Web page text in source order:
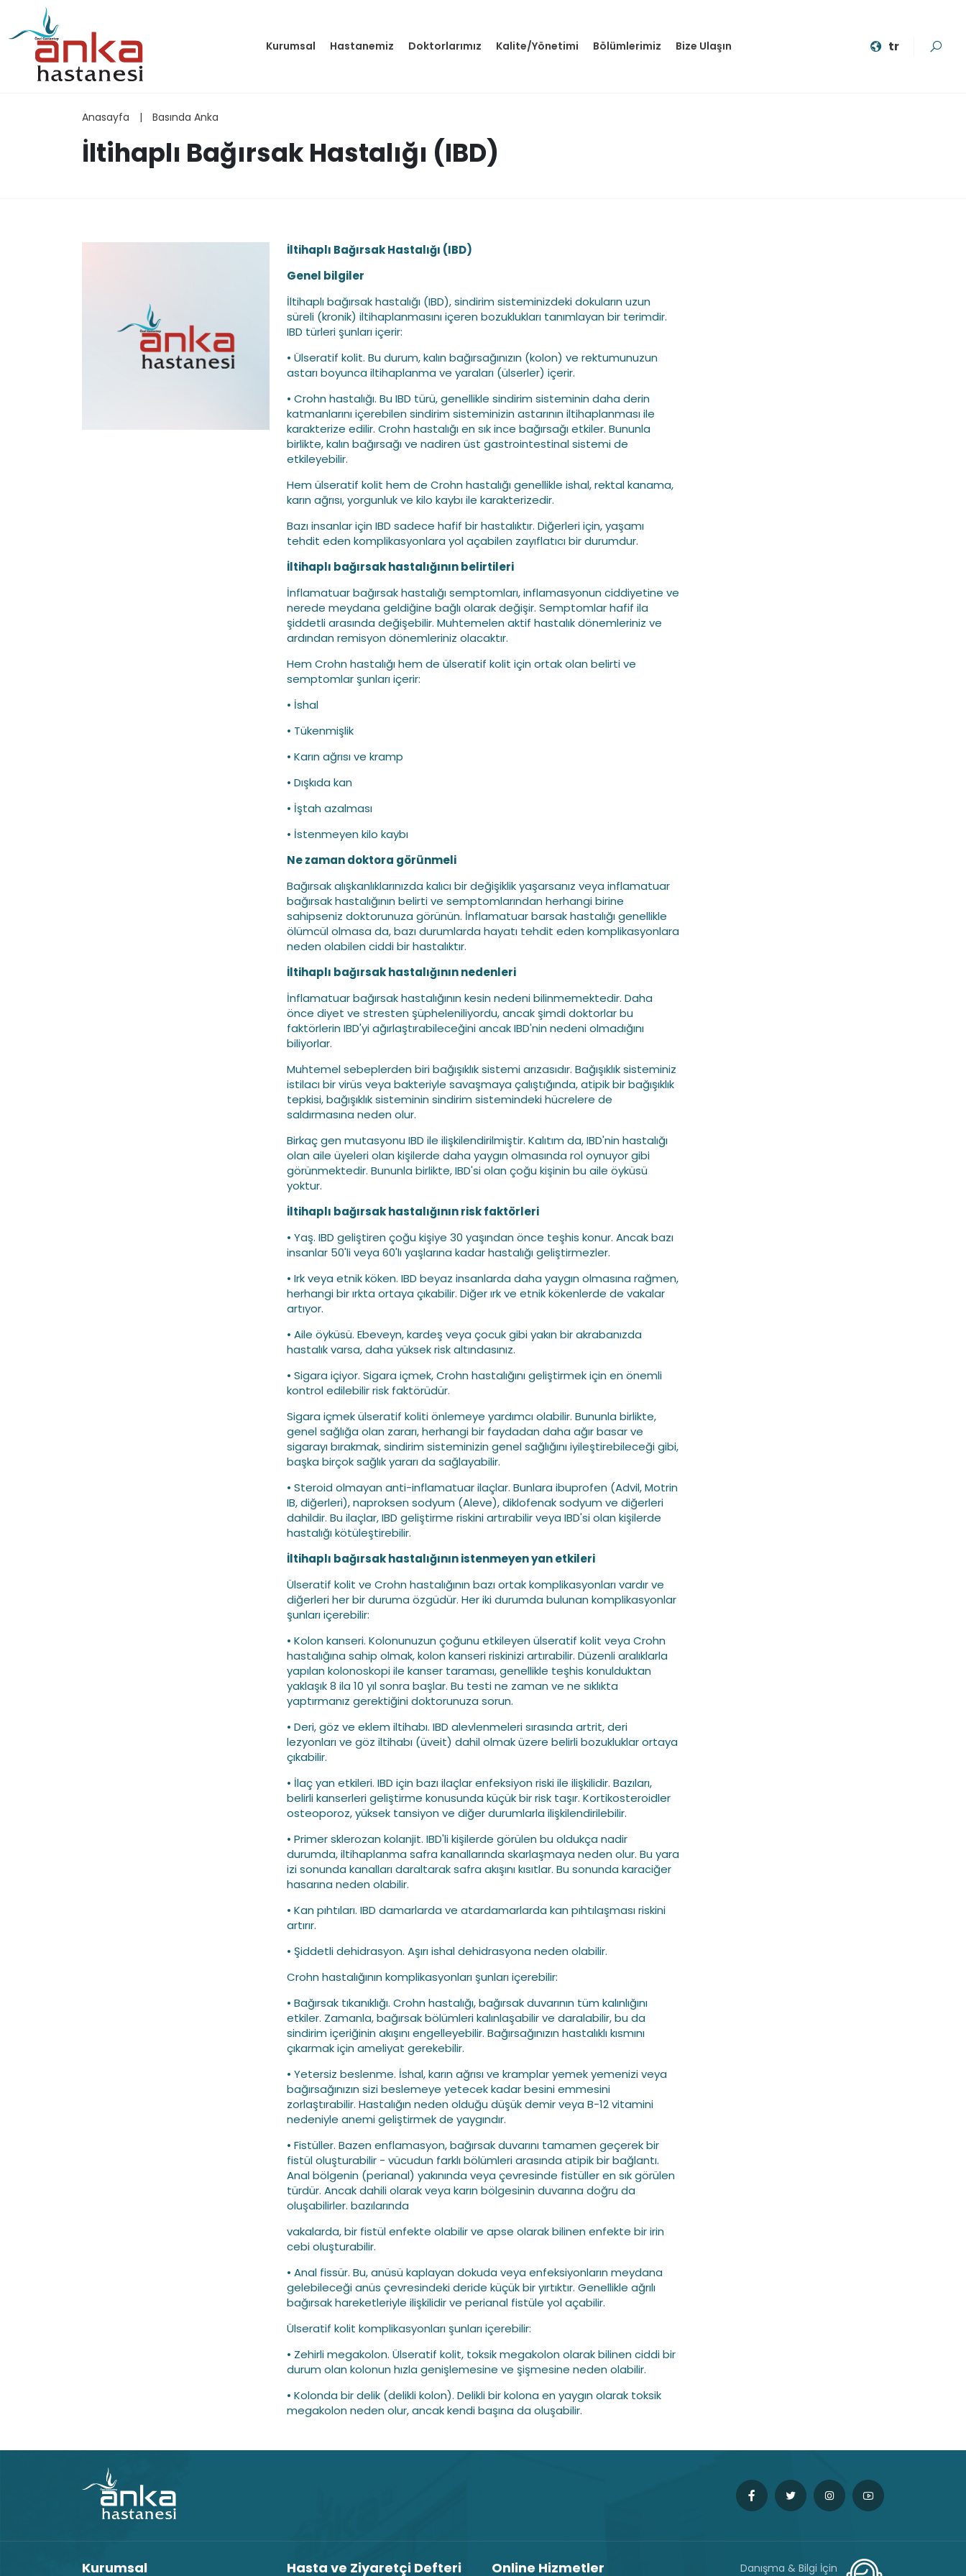
Kurumsal Hastanemiz Doktorlarımız Kalite/Yönetimi Bölümlerimiz Bize Ulaşın tr
Anasayfa | Basında Anka
İltihaplı Bağırsak Hastalığı (IBD)
İltihaplı Bağırsak Hastalığı (IBD)
Genel bilgiler
İltihaplı bağırsak hastalığı (IBD), sindirim sisteminizdeki dokuların uzun
süreli (kronik) iltihaplanmasını içeren bozuklukları tanımlayan bir terimdir.
IBD türleri şunları içerir:
• Ülseratif kolit. Bu durum, kalın bağırsağınızın (kolon) ve rektumunuzun
astarı boyunca iltihaplanma ve yaraları (ülserler) içerir.
• Crohn hastalığı. Bu IBD türü, genellikle sindirim sisteminin daha derin
katmanlarını içerebilen sindirim sisteminizin astarının iltihaplanması ile
karakterize edilir. Crohn hastalığı en sık ince bağırsağı etkiler. Bununla
birlikte, kalın bağırsağı ve nadiren üst gastrointestinal sistemi de
etkileyebilir.
Hem ülseratif kolit hem de Crohn hastalığı genellikle ishal, rektal kanama,
karın ağrısı, yorgunluk ve kilo kaybı ile karakterizedir.
Bazı insanlar için IBD sadece hafif bir hastalıktır. Diğerleri için, yaşamı
tehdit eden komplikasyonlara yol açabilen zayıflatıcı bir durumdur.
İltihaplı bağırsak hastalığının belirtileri
İnflamatuar bağırsak hastalığı semptomları, inflamasyonun ciddiyetine ve
nerede meydana geldiğine bağlı olarak değişir. Semptomlar hafif ila
şiddetli arasında değişebilir. Muhtemelen aktif hastalık dönemleriniz ve
ardından remisyon dönemleriniz olacaktır.
Hem Crohn hastalığı hem de ülseratif kolit için ortak olan belirti ve
semptomlar şunları içerir:
• İshal
• Tükenmişlik
• Karın ağrısı ve kramp
• Dışkıda kan
• İştah azalması
• İstenmeyen kilo kaybı
Ne zaman doktora görünmeli
Bağırsak alışkanlıklarınızda kalıcı bir değişiklik yaşarsanız veya inflamatuar
bağırsak hastalığının belirti ve semptomlarından herhangi birine
sahipseniz doktorunuza görünün. İnflamatuar barsak hastalığı genellikle
ölümcül olmasa da, bazı durumlarda hayatı tehdit eden komplikasyonlara
neden olabilen ciddi bir hastalıktır.
İltihaplı bağırsak hastalığının nedenleri
İnflamatuar bağırsak hastalığının kesin nedeni bilinmemektedir. Daha
önce diyet ve stresten şüpheleniliyordu, ancak şimdi doktorlar bu
faktörlerin IBD'yi ağırlaştırabileceğini ancak IBD'nin nedeni olmadığını
biliyorlar.
Muhtemel sebeplerden biri bağışıklık sistemi arızasıdır. Bağışıklık sisteminiz
istilacı bir virüs veya bakteriyle savaşmaya çalıştığında, atipik bir bağışıklık
tepkisi, bağışıklık sisteminin sindirim sistemindeki hücrelere de
saldırmasına neden olur.
Birkaç gen mutasyonu IBD ile ilişkilendirilmiştir. Kalıtım da, IBD'nin hastalığı
olan aile üyeleri olan kişilerde daha yaygın olmasında rol oynuyor gibi
görünmektedir. Bununla birlikte, IBD'si olan çoğu kişinin bu aile öyküsü
yoktur.
İltihaplı bağırsak hastalığının risk faktörleri
• Yaş. IBD geliştiren çoğu kişiye 30 yaşından önce teşhis konur. Ancak bazı
insanlar 50'li veya 60'lı yaşlarına kadar hastalığı geliştirmezler.
• Irk veya etnik köken. IBD beyaz insanlarda daha yaygın olmasına rağmen,
herhangi bir ırkta ortaya çıkabilir. Diğer ırk ve etnik kökenlerde de vakalar
artıyor.
• Aile öyküsü. Ebeveyn, kardeş veya çocuk gibi yakın bir akrabanızda
hastalık varsa, daha yüksek risk altındasınız.
• Sigara içiyor. Sigara içmek, Crohn hastalığını geliştirmek için en önemli
kontrol edilebilir risk faktörüdür.
Sigara içmek ülseratif koliti önlemeye yardımcı olabilir. Bununla birlikte,
genel sağlığa olan zararı, herhangi bir faydadan daha ağır basar ve
sigarayı bırakmak, sindirim sisteminizin genel sağlığını iyileştirebileceği gibi,
başka birçok sağlık yararı da sağlayabilir.
• Steroid olmayan anti-inflamatuar ilaçlar. Bunlara ibuprofen (Advil, Motrin
IB, diğerleri), naproksen sodyum (Aleve), diklofenak sodyum ve diğerleri
dahildir. Bu ilaçlar, IBD geliştirme riskini artırabilir veya IBD'si olan kişilerde
hastalığı kötüleştirebilir.
İltihaplı bağırsak hastalığının istenmeyen yan etkileri
Ülseratif kolit ve Crohn hastalığının bazı ortak komplikasyonları vardır ve
diğerleri her bir duruma özgüdür. Her iki durumda bulunan komplikasyonlar
şunları içerebilir:
• Kolon kanseri. Kolonunuzun çoğunu etkileyen ülseratif kolit veya Crohn
hastalığına sahip olmak, kolon kanseri riskinizi artırabilir. Düzenli aralıklarla
yapılan kolonoskopi ile kanser taraması, genellikle teşhis konulduktan
yaklaşık 8 ila 10 yıl sonra başlar. Bu testi ne zaman ve ne sıklıkta
yaptırmanız gerektiğini doktorunuza sorun.
• Deri, göz ve eklem iltihabı. IBD alevlenmeleri sırasında artrit, deri
lezyonları ve göz iltihabı (üveit) dahil olmak üzere belirli bozukluklar ortaya
çıkabilir.
• İlaç yan etkileri. IBD için bazı ilaçlar enfeksiyon riski ile ilişkilidir. Bazıları,
belirli kanserleri geliştirme konusunda küçük bir risk taşır. Kortikosteroidler
osteoporoz, yüksek tansiyon ve diğer durumlarla ilişkilendirilebilir.
• Primer sklerozan kolanjit. IBD'li kişilerde görülen bu oldukça nadir
durumda, iltihaplanma safra kanallarında skarlaşmaya neden olur. Bu yara
izi sonunda kanalları daraltarak safra akışını kısıtlar. Bu sonunda karaciğer
hasarına neden olabilir.
• Kan pıhtıları. IBD damarlarda ve atardamarlarda kan pıhtılaşması riskini
artırır.
• Şiddetli dehidrasyon. Aşırı ishal dehidrasyona neden olabilir.
Crohn hastalığının komplikasyonları şunları içerebilir:
• Bağırsak tıkanıklığı. Crohn hastalığı, bağırsak duvarının tüm kalınlığını
etkiler. Zamanla, bağırsak bölümleri kalınlaşabilir ve daralabilir, bu da
sindirim içeriğinin akışını engelleyebilir. Bağırsağınızın hastalıklı kısmını
çıkarmak için ameliyat gerekebilir.
• Yetersiz beslenme. İshal, karın ağrısı ve kramplar yemek yemenizi veya
bağırsağınızın sizi beslemeye yetecek kadar besini emmesini
zorlaştırabilir. Hastalığın neden olduğu düşük demir veya B-12 vitamini
nedeniyle anemi geliştirmek de yaygındır.
• Fistüller. Bazen enflamasyon, bağırsak duvarını tamamen geçerek bir
fistül oluşturabilir - vücudun farklı bölümleri arasında atipik bir bağlantı.
Anal bölgenin (perianal) yakınında veya çevresinde fistüller en sık görülen
türdür. Ancak dahili olarak veya karın bölgesinin duvarına doğru da
oluşabilirler. bazılarında
vakalarda, bir fistül enfekte olabilir ve apse olarak bilinen enfekte bir irin
cebi oluşturabilir.
• Anal fissür. Bu, anüsü kaplayan dokuda veya enfeksiyonların meydana
gelebileceği anüs çevresindeki deride küçük bir yırtıktır. Genellikle ağrılı
bağırsak hareketleriyle ilişkilidir ve perianal fistüle yol açabilir.
Ülseratif kolit komplikasyonları şunları içerebilir:
• Zehirli megakolon. Ülseratif kolit, toksik megakolon olarak bilinen ciddi bir
durum olan kolonun hızla genişlemesine ve şişmesine neden olabilir.
• Kolonda bir delik (delikli kolon). Delikli bir kolona en yaygın olarak toksik
megakolon neden olur, ancak kendi başına da oluşabilir.
Kurumsal Hasta ve Ziyaretçi Defteri Online Hizmetler Danışma & Bilgi İçin